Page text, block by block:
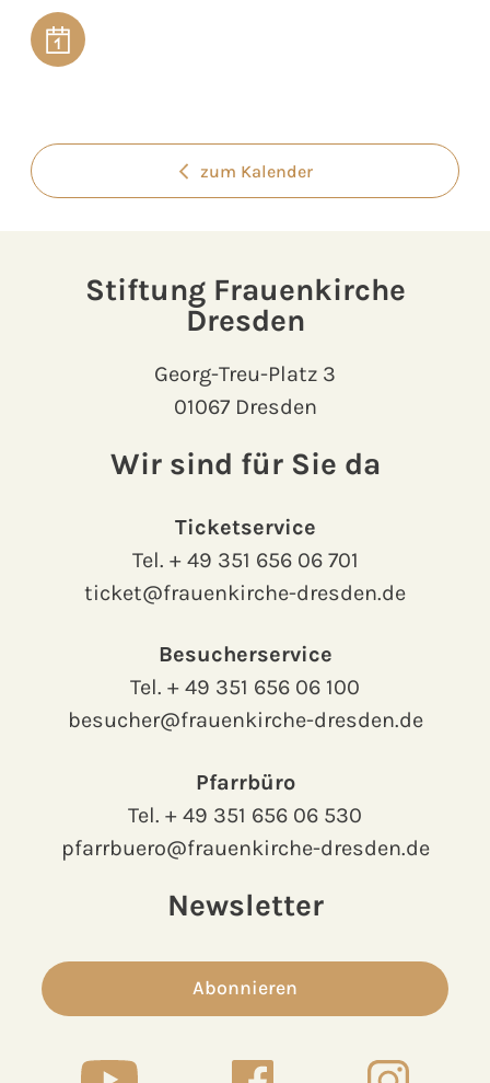
zum Kalender
Stiftung Frauenkirche
Dresden
Georg-Treu-Platz 3
01067 Dresden
Wir sind für Sie da
Ticketservice
Tel. + 49 351 656 06 701
ticket@frauenkirche-dresden.de
Besucherservice
Tel. + 49 351 656 06 100
besucher@frauenkirche-dresden.de
Pfarrbüro
Tel. + 49 351 656 06 530
pfarrbuero@frauenkirche-dresden.de
Newsletter
Abonnieren